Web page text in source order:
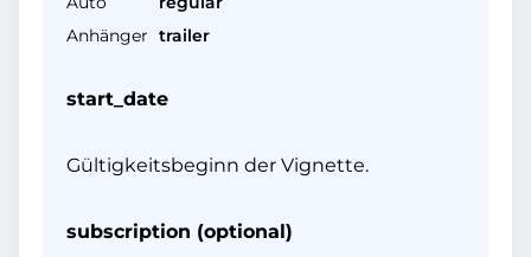
Anhänger trailer
start_date
Gültigkeitsbeginn der Vignette.
subscription (optional)